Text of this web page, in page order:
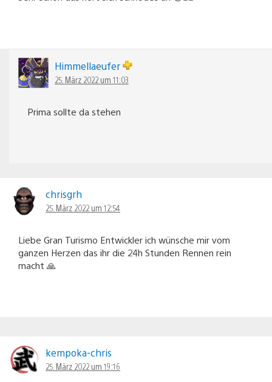
Himmellaeufer
25. März 2022 um 11:03
Prima sollte da stehen
chrisgrh
25. März 2022 um 12:54
Liebe Gran Turismo Entwickler ich wünsche mir vom
ganzen Herzen das ihr die 24h Stunden Rennen rein
macht 🙏
kempoka-chris
25. März 2022 um 19:16